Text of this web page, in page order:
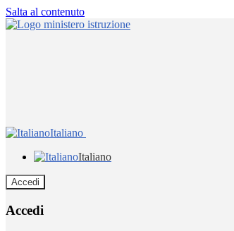
Salta al contenuto
Italiano
Italiano
Accedi
Accedi